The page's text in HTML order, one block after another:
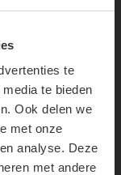
te
te bieden
Ook delen we
met onze
analyse. Deze
met andere
or exclusive